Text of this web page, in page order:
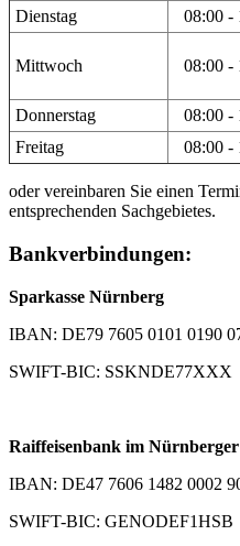
Dienstag
08:00 -
Mittwoch 08:00 -
Donnerstag 08:00 -
Freitag
08:00 -
oder vereinbaren Sie einen
entsprechenden Sachgebietes.
Bankverbindungen:
Sparkasse Nürnberg
IBAN: DE79 7605 0101 0190
SWIFT-BIC: SSKNDE77XXX
Raiffeisenbank im
IBAN: DE47 7606 1482 0002
SWIFT-BIC: GENODEF1HSB